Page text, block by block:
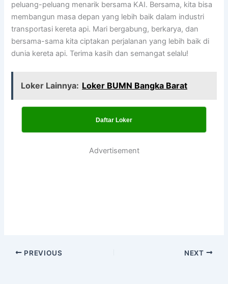
peluang-peluang menarik bersama KAI. Bersama, kita bisa
membangun masa depan yang lebih baik dalam industri
transportasi kereta api. Mari bergabung, berkarya, dan
bersama-sama kita ciptakan perjalanan yang lebih baik di
dunia kereta api. Terima kasih dan semangat selalu!
Loker Lainnya: Loker BUMN Bangka Barat
Daftar Loker
Advertisement
PREVIOUS NEXT